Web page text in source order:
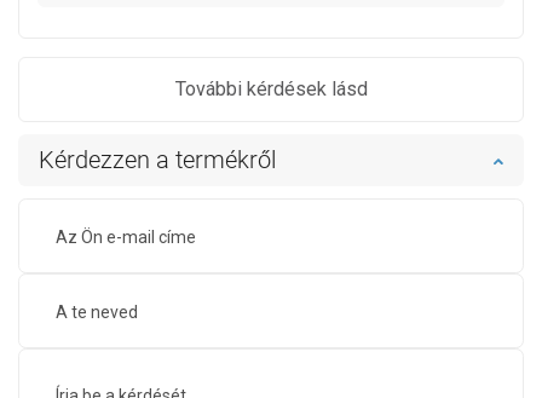
További kérdések lásd
Kérdezzen a termékről